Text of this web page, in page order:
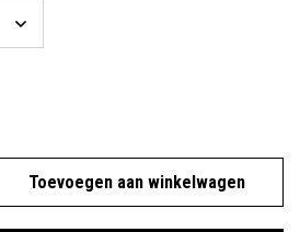
Toevoegen aan winkelwagen